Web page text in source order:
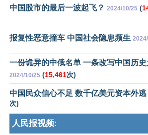
中国股市的最后一波起飞？ 2024/10/25 (
报复性恶意撞车 中国社会隐患频生
一份诡异的中俄名单 一条改写中国历史
2024/10/25 (15,461次)
中国民众信心不足 数千亿美元资本外逃
次)
人民报视频: